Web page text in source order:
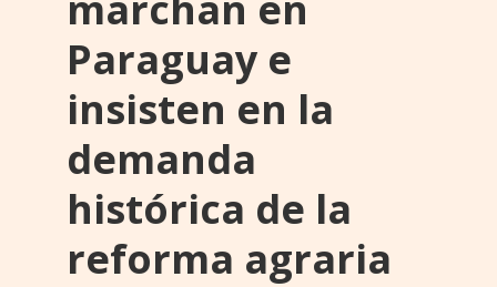
Paraguay e
insisten en la
demanda
histórica de la
reforma agraria